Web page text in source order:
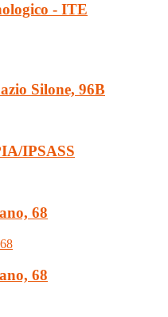
- ITE
Silone, 96B
IPSASS
68
68